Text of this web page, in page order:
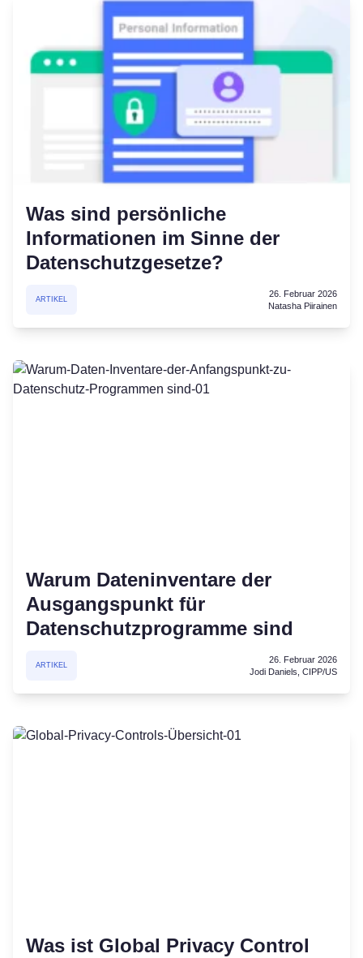
Was sind persönliche
Informationen im Sinne der
Datenschutzgesetze?
ARTIKEL
26. Februar 2026
Natasha Piirainen
Warum Dateninventare der
Ausgangspunkt für
Datenschutzprogramme sind
ARTIKEL
26. Februar 2026
Jodi Daniels, CIPP/US
Was ist Global Privacy Control